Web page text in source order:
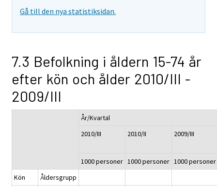
Gå till den nya statistiksidan.
7.3 Befolkning i åldern 15-74 år
efter kön och ålder 2010/III -
2009/III
År/Kvartal
2010/III
2010/II 2009/III
1000 personer 1000 personer 1000 personer
Kön
Åldersgrupp